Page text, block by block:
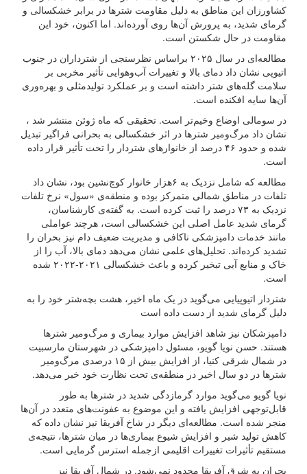
کشاورزان این مناطق به دلیل مقاومت شترها در برابر خشکسالی و
گرمای شدید، به پرورش آن‌ها روی آورده‌اند. اما اکنون، خود این
مقاومت در حال شکستن است.
مطالعه‌ای در سال ۲۰۲۵ براساس نظرسنجی از شترداران در جنوب
اتیوپی نشان داد دمای بالا و تغییرات آب‌وهوایی تأثیر مخربی بر
سلامت گله‌های شتر داشته است و بر عملکرد تولیدمثلی و بهره‌وری
آن‌ها سایه افکنده است.
در سومالی اوضاع وخیم‌تر است. تحقیقی که ماه ژوئن منتشر شد ،
نشان داد مرگ‌ومیر شترها در اثر خشکسالی به بحرانی فراگیر تبدیل
شده و حدود ۴۶ درصد از خانوارهای شتردار را تحت تأثیر قرار داده
است.
مطالعه که شامل نزدیک به ۶هزار خانوار کوچ‌نشین بود، نشان داد
تلفات در مناطق شمالی متمرکز بوده و منطقه‌ی «سول» نرخ تلفات
نزدیک به ۷۳ درصد را ثبت کرده است. به گفته‌ی کارشناسان،
گرمای شدید عامل اصلی این خشکسالی است، هرچند عواملی
مانند خدمات دامپزشکی ناکافی و مدیریت ضعیف دام نیز بحران را
تشدید کرده‌اند. تحلیل‌های علمی نشان می‌دهد دمای بالا، آب را از
خاک و منابع آبی تبخیر کرده و باعث خشکسالی ۲۰۲۱-۲۰۲۲ شده
است.
شتردار اتیوپیایی می‌گوید در یک ماه اخیر، هشت بچه‌شتر خود را به
دلیل گرمای شدید از دست داده است
دامپزشکان نیز شاهد افزایش موارد بیماری و مرگ‌ومیر شترها
هستند. حسن نویا گویو، مسئول دامپزشکی در شهرستان مارسبیت
در شمال شرقی کنیا، از افزایش بیش از ۱۵ درصدی مرگ‌ومیر
شترها در دو سال اخیر در منطقه‌ی تحت نظارت خود خبر می‌دهد.
نویا گویو می‌گوید موارد گرمازدگی شدید در شترها به طور
قابل‌توجهی افزایش یافته و این موضوع به عفونت‌های متعدد در آن‌ها
منجر شده است. مطالعه‌ای دیگر در شاخ آفریقا نیز نشان داده که
کاهش تولید شیر و افزایش شیوع بیماری‌ها در میان شترها، نتیجه‌ی
مستقیم تأثیرات تغییرات اقلیمی ازجمله استرس گرمایی است.
بحران به شرق آفریقا محدود نمی‌شود. در شمال آفریقا نیز